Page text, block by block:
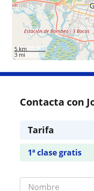
5 km
3 mi
Contacta con
Tarifa
1ª clase gratis